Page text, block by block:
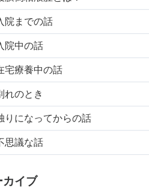
院までの話
院中の話
宅療養中の話
れのとき
りになってからの話
思議な話
カイブ